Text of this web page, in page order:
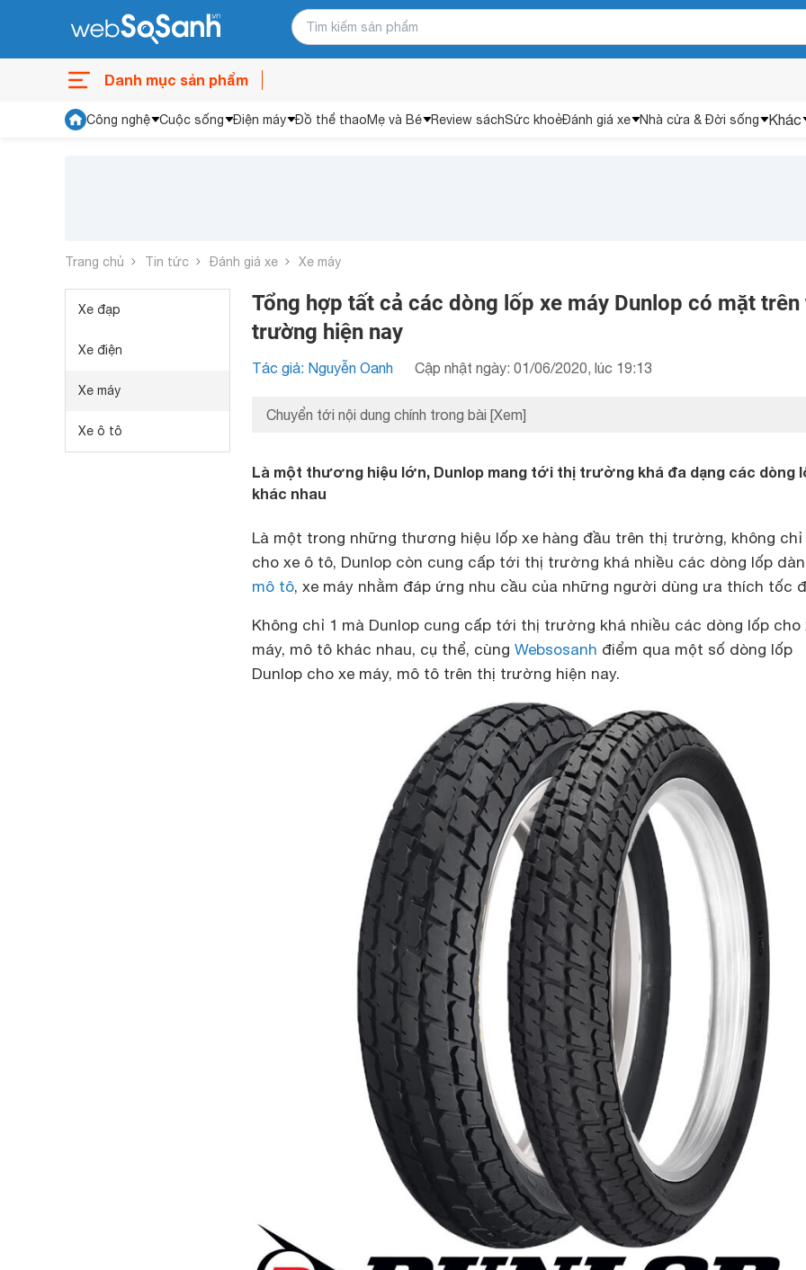
Danh mục sản phẩm
Công nghệ Cuộc sống Điện máy Đồ thể thaoMẹ và Bé Review sáchSức khoẻĐánh giá xe Nhà cửa & Đời sống Khác
Trang chủ Tin tức Đánh giá xe Xe máy
Xe đạp
Xe điện
Xe máy
Xe ô tô
Tổng hợp tất cả các dòng lốp xe máy Dunlop có mặt trên
trường hiện nay
Tác giả: Nguyễn Oanh Cập nhật ngày: 01/06/2020, lúc 19:13
Chuyển tới nội dung chính trong bài [Xem]
Là một thương hiệu lớn, Dunlop mang tới thị trường khá đa dạng các dòng
khác nhau
Là một trong những thương hiệu lốp xe hàng đầu trên thị trường, không chỉ
cho xe ô tô, Dunlop còn cung cấp tới thị trường khá nhiều các dòng lốp
mô tô, xe máy nhằm đáp ứng nhu cầu của những người dùng ưa thích tốc
Không chỉ 1 mà Dunlop cung cấp tới thị trường khá nhiều các dòng lốp cho
máy, mô tô khác nhau, cụ thể, cùng Websosanh điểm qua một số dòng lốp
Dunlop cho xe máy, mô tô trên thị trường hiện nay.